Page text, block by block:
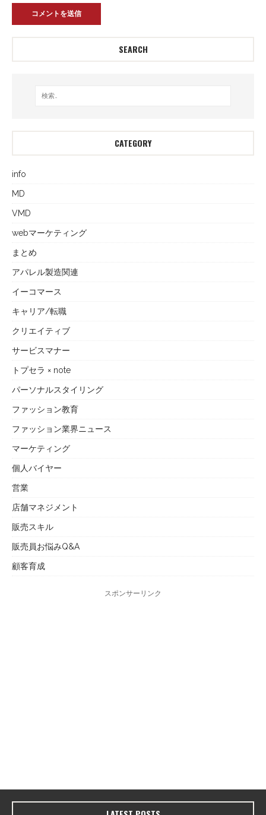
SEARCH
CATEGORY
info
MD
VMD
webマーケティング
まとめ
アパレル製造関連
イーコマース
キャリア/転職
クリエイティブ
サービスマナー
トプセラ × note
パーソナルスタイリング
ファッション教育
ファッション業界ニュース
マーケティング
個人バイヤー
営業
店舗マネジメント
販売スキル
販売員お悩みQ&A
顧客育成
スポンサーリンク